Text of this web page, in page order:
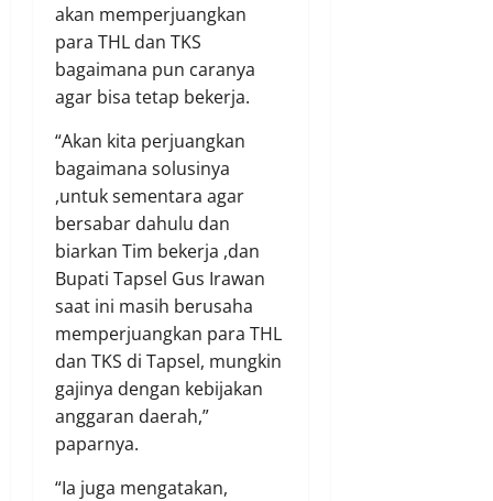
akan memperjuangkan
para THL dan TKS
bagaimana pun caranya
agar bisa tetap bekerja.
“Akan kita perjuangkan
bagaimana solusinya
,untuk sementara agar
bersabar dahulu dan
biarkan Tim bekerja ,dan
Bupati Tapsel Gus Irawan
saat ini masih berusaha
memperjuangkan para THL
dan TKS di Tapsel, mungkin
gajinya dengan kebijakan
anggaran daerah,”
paparnya.
“Ia juga mengatakan,